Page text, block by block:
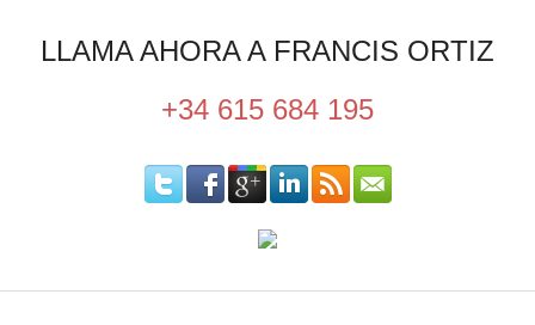
LLAMA AHORA A FRANCIS ORTIZ
+34 615 684 195